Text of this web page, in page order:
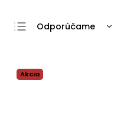
Odporúčame
Najpredávanejšie
Akcia